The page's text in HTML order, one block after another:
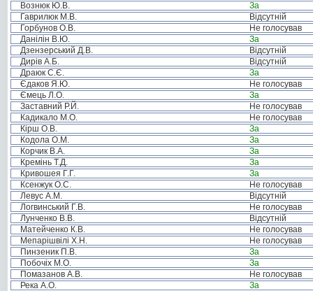
Вознюк Ю.В.
За
Гаврилюк М.В.
Відсутній
Горбунов О.В.
Не голосував
Данілін В.Ю.
За
Дзензерський Д.В.
Відсутній
Дирів А.Б.
Відсутній
Драюк С.Є.
За
Єдаков Я.Ю.
Не голосував
Ємець Л.О.
За
Заставний Р.Й.
Не голосував
Кадикало М.О.
Не голосував
Кірш О.В.
За
Кодола О.М.
За
Корчик В.А.
За
Кремінь Т.Д.
За
Кривошея Г.Г.
За
Ксенжук О.С.
Не голосував
Левус А.М.
Відсутній
Логвинський Г.В.
Не голосував
Лунченко В.В.
Відсутній
Матейченко К.В.
Не голосував
Мепарішвілі Х.Н.
Не голосував
Пинзеник П.В.
За
Побочіх М.О.
За
Помазанов А.В.
Не голосував
Река А.О.
За